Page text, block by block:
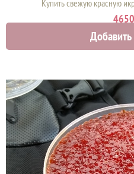
Купить свежую красную
Добавить